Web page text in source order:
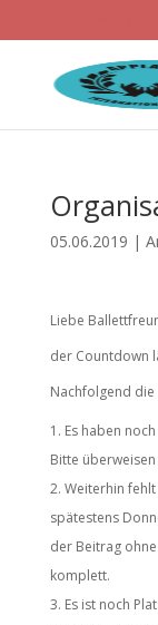
05.06.2019 |
Liebe
der Countdown
Nachfolgend
Es haben
Bitte
Weiterhin
spätestens
der Beitrag
komplett.
Es ist noch